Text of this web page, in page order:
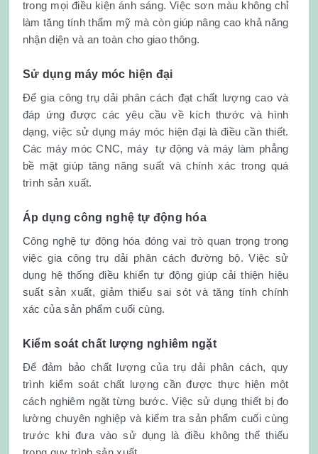
trong mọi điều kiện ánh sáng. Việc sơn màu không chỉ
làm tăng tính thẩm mỹ mà còn giúp nâng cao khả năng
nhận diện và an toàn cho giao thông.
Sử dụng máy móc hiện đại
Để gia công trụ dải phân cách đạt chất lượng cao và
đáp ứng được các yêu cầu về kích thước và hình
dạng, việc sử dụng máy móc hiện đại là điều cần thiết.
Các máy móc CNC, máy tự động và máy làm phẳng
bề mặt giúp tăng năng suất và chính xác trong quá
trình sản xuất.
Áp dụng công nghệ tự động hóa
Công nghệ tự động hóa đóng vai trò quan trọng trong
việc gia công trụ dải phân cách đường bộ. Việc sử
dụng hệ thống điều khiển tự động giúp cải thiện hiệu
suất sản xuất, giảm thiểu sai sót và tăng tính chính
xác của sản phẩm cuối cùng.
Kiểm soát chất lượng nghiêm ngặt
Để đảm bảo chất lượng của trụ dải phân cách, quy
trình kiểm soát chất lượng cần được thực hiện một
cách nghiêm ngặt từng bước. Việc sử dụng thiết bị đo
lường chuyên nghiệp và kiểm tra sản phẩm cuối cùng
trước khi đưa vào sử dụng là điều không thể thiếu